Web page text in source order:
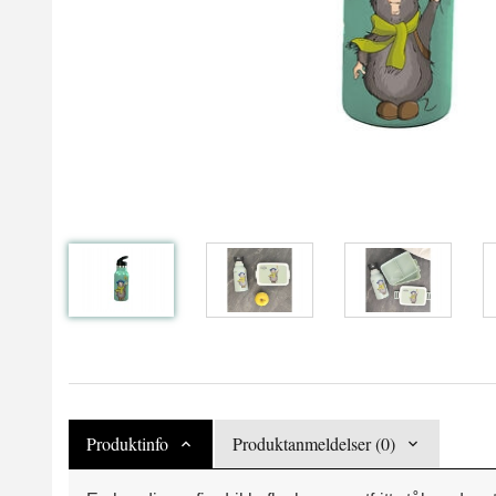
Produktinfo Produktanmeldelser (0)